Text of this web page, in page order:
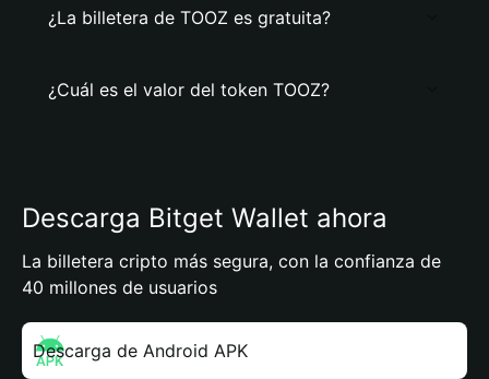
¿La billetera de TOOZ es gratuita?
¿Cuál es el valor del token TOOZ?
Descarga Bitget Wallet ahora
La billetera cripto más segura, con la confianza de
40 millones de usuarios
Descarga de Android APK